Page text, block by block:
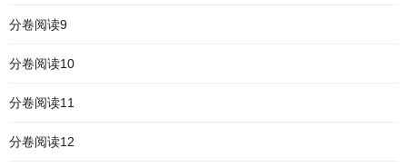
分卷阅读9
分卷阅读10
分卷阅读11
分卷阅读12